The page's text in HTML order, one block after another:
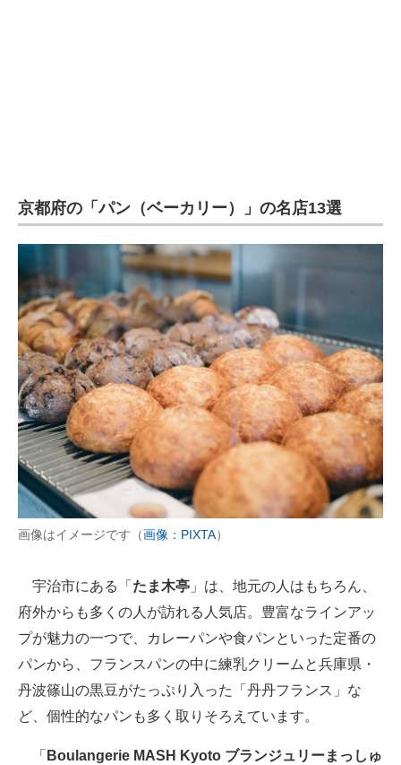
京都府の「パン（ベーカリー）」の名店13選
画像はイメージです（画像：PIXTA）
宇治市にある「 たま木亭 」は、地元の人はもちろん、
府外からも多くの人が訪れる人気店。豊富なラインアッ
プが魅力の一つで、カレーパンや食パンといった定番の
パンから、フランスパンの中に練乳クリームと兵庫県・
丹波篠山の黒豆がたっぷり入った「丹丹フランス」な
ど、個性的なパンも多く取りそろえています。
「 Boulangerie MASH Kyoto ブランジュリーまっしゅ